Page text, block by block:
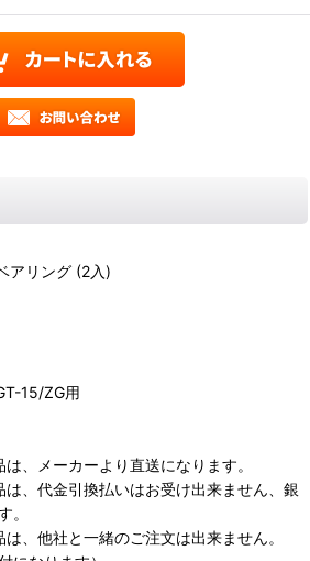
アリング (2入)
15/ZG用
、メーカーより直送になります。
、代金引換払いはお受け出来ません、銀
。
、他社と一緒のご注文は出来ません。